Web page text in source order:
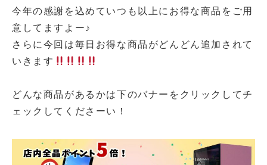
今年の感謝を込めていつも以上にお得な商品をご用
意してますよー♪
さらに今回は毎日お得な商品がどんどん追加されて
いきます
どんな商品があるかは下のバナーをクリックしてチ
ェックしてくださーい！